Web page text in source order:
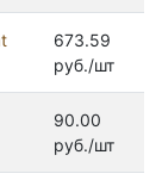
673.59
руб./шт
90.00
руб./шт